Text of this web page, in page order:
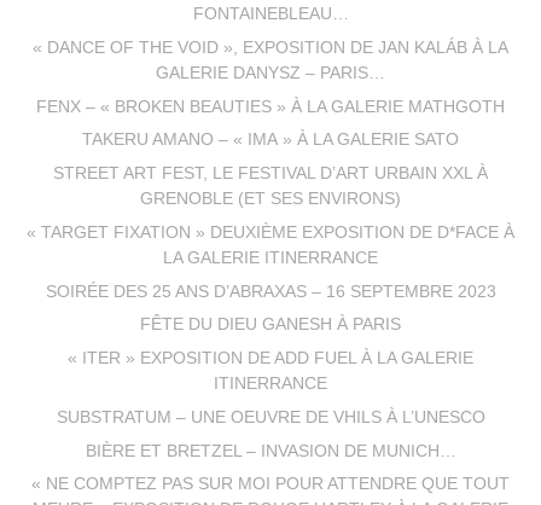
FONTAINEBLEAU…
« DANCE OF THE VOID », EXPOSITION DE JAN KALÁB À LA
GALERIE DANYSZ – PARIS…
FENX – « BROKEN BEAUTIES » À LA GALERIE MATHGOTH
TAKERU AMANO – « IMA » À LA GALERIE SATO
STREET ART FEST, LE FESTIVAL D’ART URBAIN XXL À
GRENOBLE (ET SES ENVIRONS)
« TARGET FIXATION » DEUXIÈME EXPOSITION DE D*FACE À
LA GALERIE ITINERRANCE
SOIRÉE DES 25 ANS D’ABRAXAS – 16 SEPTEMBRE 2023
FÊTE DU DIEU GANESH À PARIS
« ITER » EXPOSITION DE ADD FUEL À LA GALERIE
ITINERRANCE
SUBSTRATUM – UNE OEUVRE DE VHILS À L’UNESCO
BIÈRE ET BRETZEL – INVASION DE MUNICH…
« NE COMPTEZ PAS SUR MOI POUR ATTENDRE QUE TOUT